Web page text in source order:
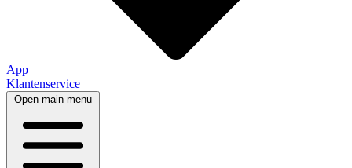
App
Klantenservice
Open main menu